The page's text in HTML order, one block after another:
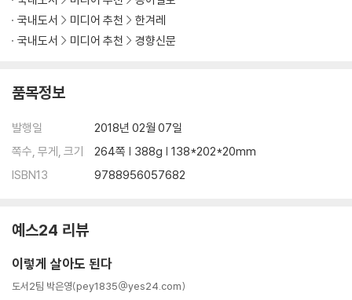
국내도서
미디어 추천
한겨레
국내도서
미디어 추천 경향신문
품목정보
발행일
2018년 02월 07일
쪽수, 무게, 크기
264쪽 | 388g | 138*202*20mm
ISBN13
9788956057682
예스24 리뷰
이렇게 살아도 된다
도서2팀 박은영(pey1835@yes24.com)